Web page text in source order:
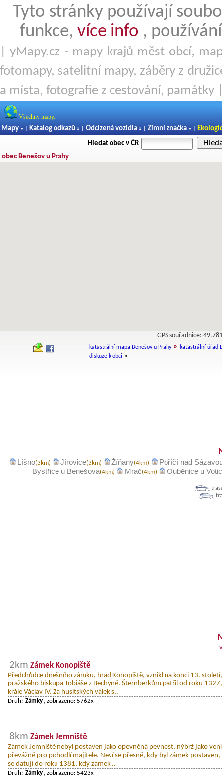
Tyto stránky používají
funkce, více info ,
| yMapy.cz - mapy krajů měst obcí,
fotomapy, satelitní mapy, záběry z
a místa, fotografie z cestování, památky
Všechny mapy..
Mapy » | Katalog odkazů » | Odcizená vozidla » | Zimní značka » |
Hledat obec v ČR
obec Benešov u Prahy
GPS souřadnice:
katastrální mapa Benešov u Prahy» katastrální úřad
diskuze k obci »
Líšno(3km) Jírovice(3km) Žíňany(4km)
Poříčí nad
Bystřice u Benešova(4km) Mrač(4km) Ouběnice u Votic
2km Zámek Konopiště
Předchůdce dnešního zámku, hrad Konopiště, vznikl na konci 13.
pražského biskupa Tobiáše z Bechyně. Šternberkům patřil od roku
krále Václav IV. Za husitských válek s..
Druh: Zámky , zobrazeno: 5762x
8km Zámek Jemniště
Zámek Jemniště nebyl postaven jako opevněná pevnost, nýbrž jako
převážně pro pohodlí majitele. Neví se přesně, kdy byl zámek
se datují do roku 1381, kdy zámek ..
Druh: Zámky , zobrazeno: 5423x